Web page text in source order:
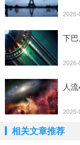
2026-
下
2026-
人
2026-
相关文章推荐